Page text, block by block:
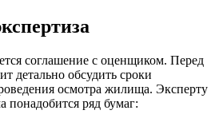
соглашение с оценщиком. Перед
детально обсудить сроки
осмотра жилища. Эксперту
понадобится ряд бумаг: